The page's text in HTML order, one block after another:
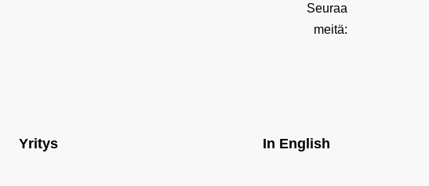
Seuraa
meitä:
Yritys In English